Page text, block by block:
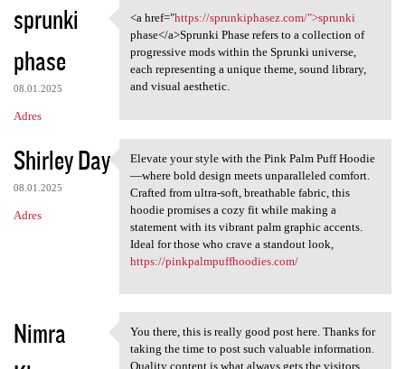
sprunki
phase
08.01.2025
Adres
<a href="https:/
<a href="https://sprunkiphasez.com/">sprunki
phase</a>Sprunki Phase refers to a collection of
progressive mods within the Sprunki universe,
each representing a unique theme, sound library,
and visual aesthetic.
Shirley Day
08.01.2025
Adres
Elevate your style with the
Elevate your style with the Pink Palm Puff Hoodie
—where bold design meets unparalleled comfort.
Crafted from ultra-soft, breathable fabric, this
hoodie promises a cozy fit while making a
statement with its vibrant palm graphic accents.
Ideal for those who crave a standout look,
https://pinkpalmpuffhoodies.com/
Nimra
You there, this is really
You there, this is really good post here. Thanks for
taking the time to post such valuable information.
Quality content is what always gets the visitors